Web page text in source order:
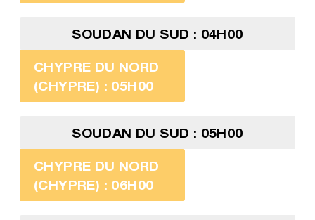
SOUDAN DU SUD : 04H00
CHYPRE DU NORD
(CHYPRE) : 05H00
SOUDAN DU SUD : 05H00
CHYPRE DU NORD
(CHYPRE) : 06H00